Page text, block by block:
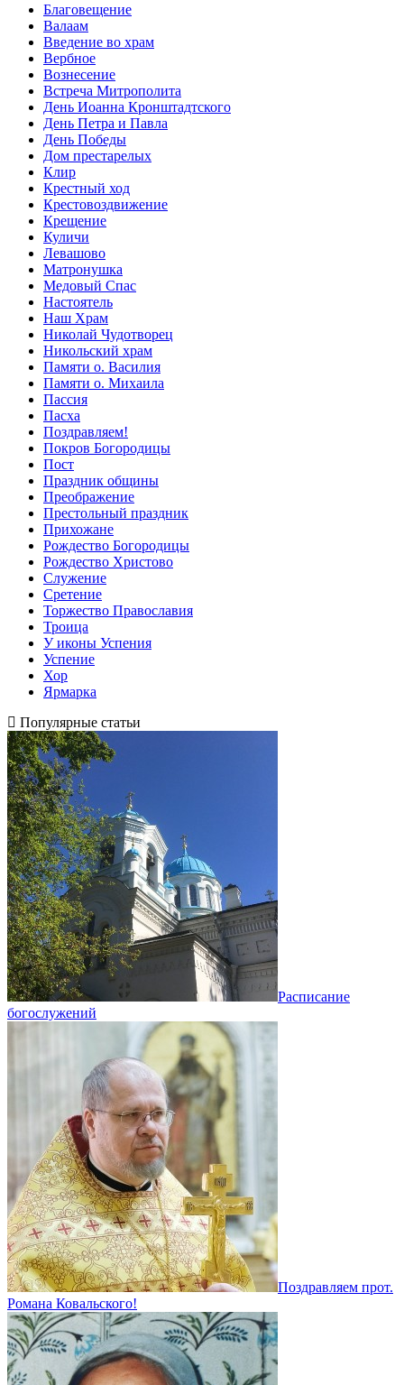
Благовещение
Валаам
Введение во храм
Вербное
Вознесение
Встреча Митрополита
День Иоанна Кронштадтского
День Петра и Павла
День Победы
Дом престарелых
Клир
Крестный ход
Крестовоздвижение
Крещение
Куличи
Левашово
Матронушка
Медовый Спас
Настоятель
Наш Храм
Николай Чудотворец
Никольский храм
Памяти о. Василия
Памяти о. Михаила
Пассия
Пасха
Поздравляем!
Покров Богородицы
Пост
Праздник общины
Преображение
Престольный праздник
Прихожане
Рождество Богородицы
Рождество Христово
Служение
Сретение
Торжество Православия
Троица
У иконы Успения
Успение
Хор
Ярмарка
Популярные статьи
Расписание
богослужений
Поздравляем прот.
Романа Ковальского!